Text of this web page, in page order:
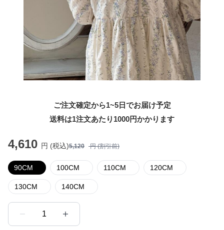
ご注文確定から1~5日でお届け予定
送料は1注文あたり 1000円かかります
4,610 円 (税込)5,120 円 (割引前)
90CM 100CM 110CM 120CM
130CM 140CM
1